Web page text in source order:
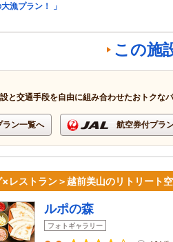
漁プラン！ 」
この施
と交通手段を自由に組み合わせたおトクな
ン一覧へ 航空券付プラ
レストラン＞越前美山のリトリート
ルポの森
フォトギャラリー